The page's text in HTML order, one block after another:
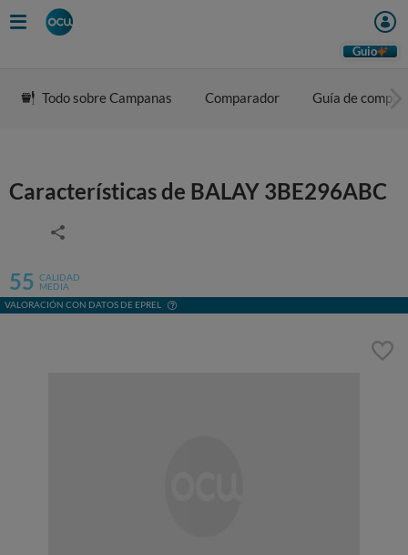
Guio
Todo sobre Campanas Comparador Guía de compra
Características de BALAY 3BE296ABC
55 CALIDAD
MEDIA
VALORACIÓN CON DATOS DE EPREL